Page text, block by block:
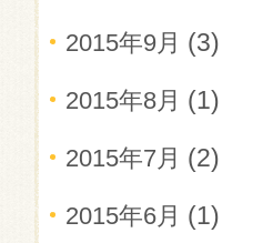
2015年9月 (3)
2015年8月 (1)
2015年7月 (2)
2015年6月 (1)